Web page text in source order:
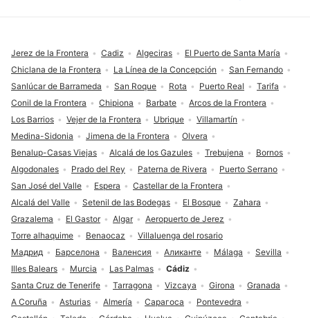
Мадрид Барселона Валенсия Аликанте Málaga
Sevilla
Illes Balears
Murcia Las Palmas
Cádiz
Santa Cruz de Tenerife
Tarragona Vizcaya Girona
Granada
A Coruña
Asturias Almería Сарагоса
Pontevedra
Jerez de la Frontera Cadiz Algeciras
El Puerto de Santa María
Chiclana de la Frontera
La Línea de la Concepción
San Fernando
Sanlúcar de Barrameda
San Roque Rota Puerto Real
Tarifa
Conil de la Frontera
Chipiona Barbate
Arcos de la Frontera
Los Barrios
Vejer de la Frontera Ubrique
Villamartín
Medina-Sidonia
Jimena de la Frontera
Olvera
Benalup-Casas Viejas
Alcalá de los Gazules Trebujena
Bornos
Algodonales
Prado del Rey Paterna de Rivera
Puerto Serrano
San José del Valle
Espera
Castellar de la Frontera
Alcalá del Valle
Setenil de las Bodegas El Bosque
Zahara
Grazalema
El Gastor Algar
Aeropuerto de Jerez
Torre alhaquime
Benaocaz Villaluenga del rosario